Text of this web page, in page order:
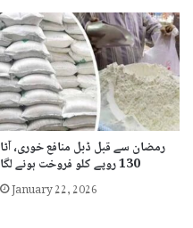
رمضان سے قبل ڈبل منافع خوری، آٹا
130 روپے کلو فروخت ہونے لگا
January 22, 2026